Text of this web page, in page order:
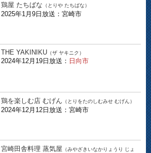
鶏屋 たちばな （とりや たちばな）
2025年1月9日放送：宮崎市
THE YAKINIKU （ザ ヤキニク）
2024年12月19日放送： 日向市
鶏を楽しむ店 むげん （とりをたのしむみせ むげん）
2024年12月12日放送：宮崎市
宮崎田舎料理 蒸気屋 （みやざきいなかりょうり じょ